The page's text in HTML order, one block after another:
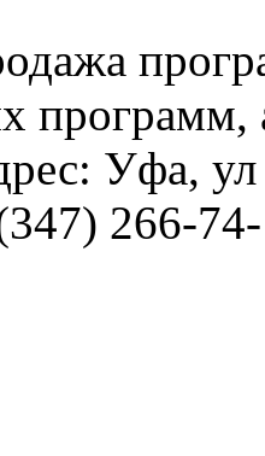
программ,
Уфа,
266-